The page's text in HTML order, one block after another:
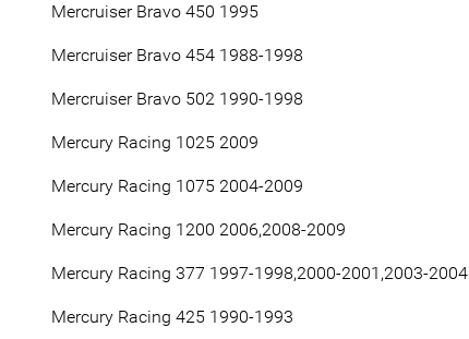
Mercruiser Bravo 450 1995
Mercruiser Bravo 454 1988-1998
Mercruiser Bravo 502 1990-1998
Mercury Racing 1025 2009
Mercury Racing 1075 2004-2009
Mercury Racing 1200 2006,2008-2009
Mercury Racing 377 1997-1998,2000-2001,2003-2004
Mercury Racing 425 1990-1993